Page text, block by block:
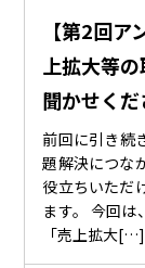
【第2回
上拡大等
聞かせくだ
前回に引き続
題解決につな
役立ちいただ
ます。 今回は
「売上拡大[…]